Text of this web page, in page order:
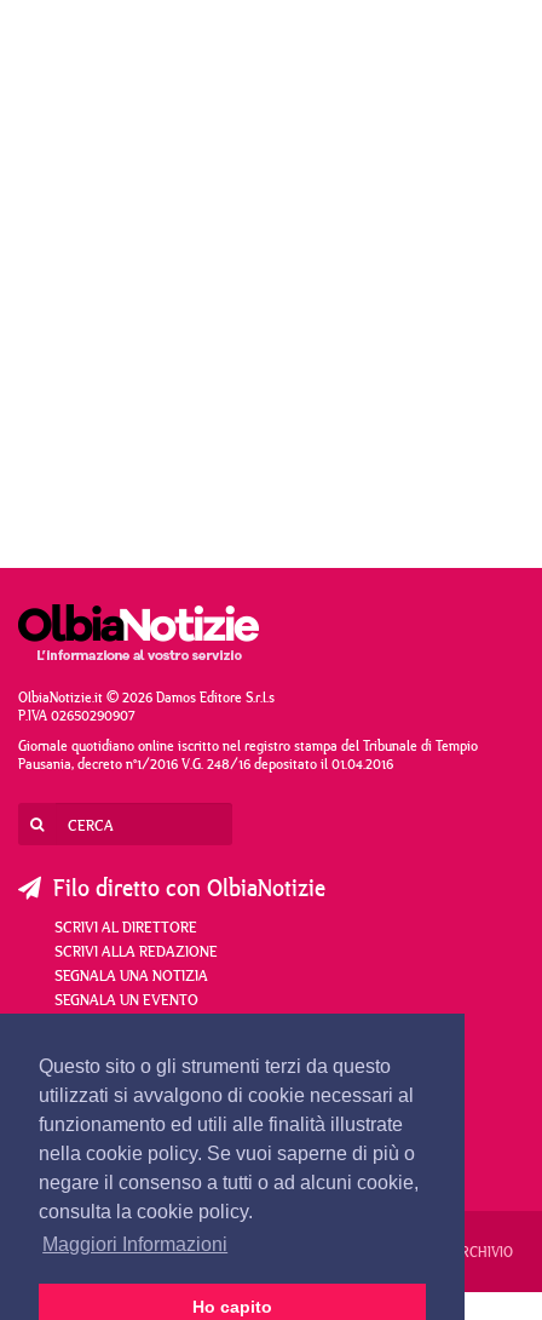
Questo sito o gli strumenti terzi da questo
utilizzati si avvalgono di cookie necessari al
funzionamento ed utili alle finalità illustrate
nella cookie policy. Se vuoi saperne di più o
negare il consenso a tutti o ad alcuni cookie,
consulta la cookie policy.
Maggiori Informazioni
Ho capito
OlbiaNotizie.it © 2026 Damos Editore S.r.l.s
P.IVA 02650290907
Giornale quotidiano online iscritto nel registro stampa del Tribunale di Tempio
Pausania, decreto n°1/2016 V.G. 248/16 depositato il 01.04.2016
Filo diretto con OlbiaNotizie
SCRIVI AL DIRETTORE
SCRIVI ALLA REDAZIONE
SEGNALA UNA NOTIZIA
SEGNALA UN EVENTO
redazione@olbianotizie.it
REDAZIONE PUBBLICITÀ PRIVACY E COOKIES ARCHIVIO